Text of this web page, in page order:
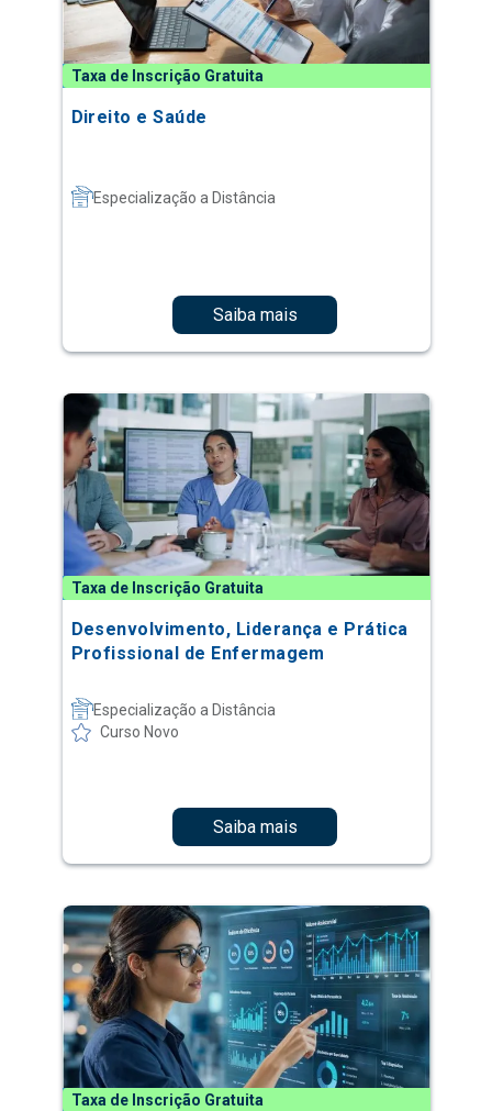
Taxa de Inscrição Gratuita
Direito e Saúde
Especialização a Distância
Saiba mais
Taxa de Inscrição Gratuita
Desenvolvimento, Liderança e Prática
Profissional de Enfermagem
Especialização a Distância
Curso Novo
Saiba mais
Taxa de Inscrição Gratuita